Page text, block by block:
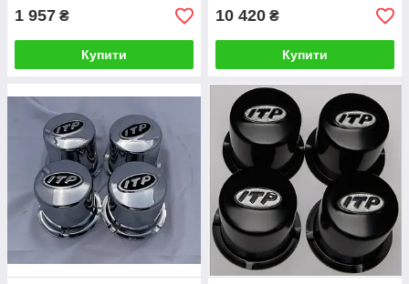
1 957 ₴
Купити
10 420 ₴
Купити